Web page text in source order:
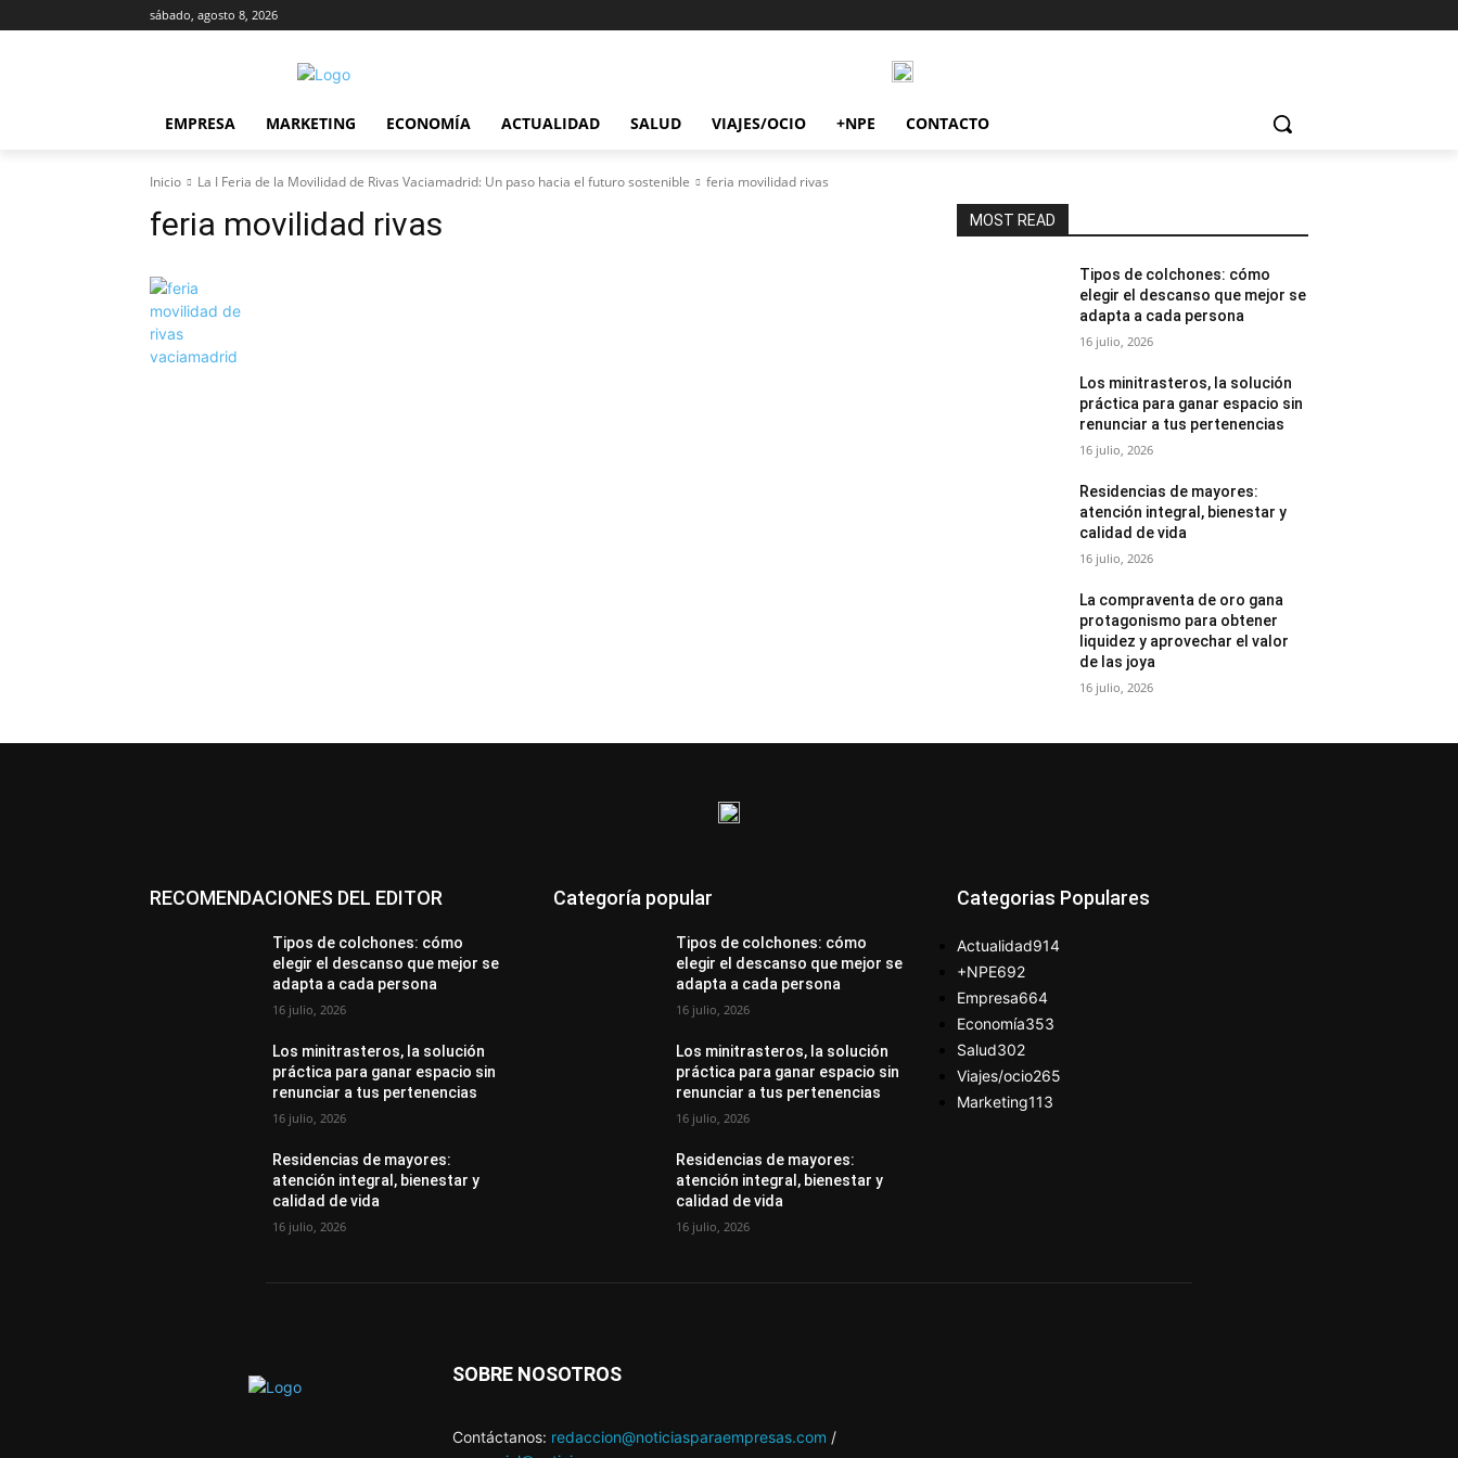
sábado, agosto 8, 2026
EMPRESA MARKETING ECONOMÍA ACTUALIDAD SALUD VIAJES/OCIO +NPE CONTACTO
Inicio La I Feria de la Movilidad de Rivas Vaciamadrid: Un paso hacia el futuro sostenible feria movilidad rivas
feria movilidad rivas MOST READ
Tipos de colchones: cómo
elegir el descanso que mejor se
adapta a cada persona
16 julio, 2026
Los minitrasteros, la solución
práctica para ganar espacio sin
renunciar a tus pertenencias
16 julio, 2026
Residencias de mayores:
atención integral, bienestar y
calidad de vida
16 julio, 2026
La compraventa de oro gana
protagonismo para obtener
liquidez y aprovechar el valor
de las joya
16 julio, 2026
RECOMENDACIONES DEL EDITOR
Tipos de colchones: cómo
elegir el descanso que mejor se
adapta a cada persona
16 julio, 2026
Los minitrasteros, la solución
práctica para ganar espacio sin
renunciar a tus pertenencias
16 julio, 2026
Residencias de mayores:
atención integral, bienestar y
calidad de vida
16 julio, 2026
Categoría popular
Tipos de colchones: cómo
elegir el descanso que mejor se
adapta a cada persona
16 julio, 2026
Los minitrasteros, la solución
práctica para ganar espacio sin
renunciar a tus pertenencias
16 julio, 2026
Residencias de mayores:
atención integral, bienestar y
calidad de vida
16 julio, 2026
Categorias Populares
Actualidad914
+NPE692
Empresa664
Economía353
Salud302
Viajes/ocio265
Marketing113
SOBRE NOSOTROS
Contáctanos: redaccion@noticiasparaempresas.com /